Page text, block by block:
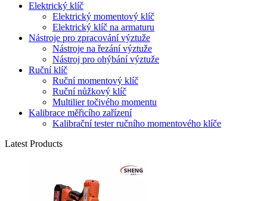
Elektrický klíč
Elektrický momentový klíč
Elektrický klíč na armaturu
Nástroje pro zpracování výztuže
Nástroje na řezání výztuže
Nástroj pro ohýbání výztuže
Ruční klíč
Ruční momentový klíč
Ruční nůžkový klíč
Multilier točivého momentu
Kalibrace měřicího zařízení
Kalibrační tester ručního momentového klíče
Latest Products